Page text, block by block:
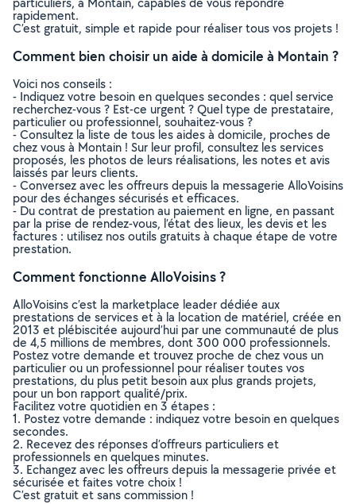
rapidement.
C’est gratuit, simple et rapide pour réaliser tous vos projets !
Comment bien choisir un aide à domicile à Montain ?
Voici nos conseils :
- Indiquez votre besoin en quelques secondes : quel service
recherchez-vous ? Est-ce urgent ? Quel type de prestataire,
particulier ou professionnel, souhaitez-vous ?
- Consultez la liste de tous les aides à domicile, proches de
chez vous à Montain ! Sur leur profil, consultez les services
proposés, les photos de leurs réalisations, les notes et avis
laissés par leurs clients.
- Conversez avec les offreurs depuis la messagerie AlloVoisins
pour des échanges sécurisés et efficaces.
- Du contrat de prestation au paiement en ligne, en passant
par la prise de rendez-vous, l’état des lieux, les devis et les
factures : utilisez nos outils gratuits à chaque étape de votre
prestation.
Comment fonctionne AlloVoisins ?
AlloVoisins c’est la marketplace leader dédiée aux
prestations de services et à la location de matériel, créée en
2013 et plébiscitée aujourd’hui par une communauté de plus
de 4,5 millions de membres, dont 300 000 professionnels.
Postez votre demande et trouvez proche de chez vous un
particulier ou un professionnel pour réaliser toutes vos
prestations, du plus petit besoin aux plus grands projets,
pour un bon rapport qualité/prix.
Facilitez votre quotidien en 3 étapes :
1. Postez votre demande : indiquez votre besoin en quelques
secondes.
2. Recevez des réponses d’offreurs particuliers et
professionnels en quelques minutes.
3. Echangez avec les offreurs depuis la messagerie privée et
sécurisée et faites votre choix !
C’est gratuit et sans commission !